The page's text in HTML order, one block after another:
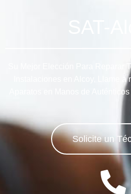
SAT-
Su Mejor Elección Para Reparar
Instalaciones en Alcoy, Llame
Aparatos en Manos de
Solicite un